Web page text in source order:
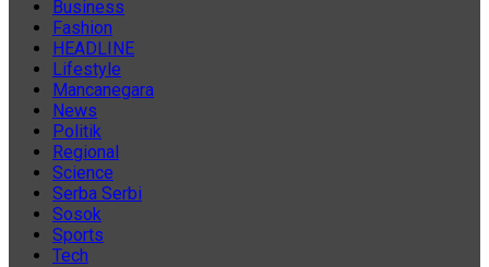
Business
Fashion
HEADLINE
Lifestyle
Mancanegara
News
Politik
Regional
Science
Serba Serbi
Sosok
Sports
Tech